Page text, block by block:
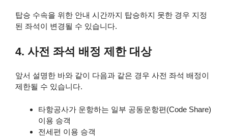
탑승 수속을 위한 안내 시간까지 탑승하지 못한 경우 지정
된 좌석이 변경될 수 있습니다.
4. 사전 좌석 배정 제한 대상
앞서 설명한 바와 같이 다음과 같은 경우 사전 좌석 배정이
제한될 수 있습니다.
타항공사가 운항하는 일부 공동운항편(Code Share)
이용 승객
전세편 이용 승객